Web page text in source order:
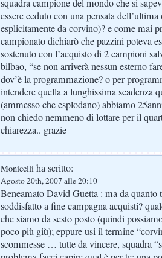
squadra campione del mondo che si
essere ceduto con una pensata
esplicitamente da corvino)? e come mai
campionato dichiarò che pazzini poteva
sostenuto con l’acquisto di 2 campioni
bilbao, “se non arriverà nessun esterno
dov’è la programmazione? o per
intendere quella a lunghissima scadenza
(ammesso che esplodano) abbiamo
non chiedo nemmeno di lottare per il
chiarezza.. grazie
Monicelli ha scritto:
Agosto 20th, 2007 alle 20:10
Beneamato David Guetta : ma da quanto
soddisfatto a fine campagna acquisti?
che siamo da sesto posto (quindi
poco più giù); eppure usi il termine
scommesse … tutte da vincere, squadra